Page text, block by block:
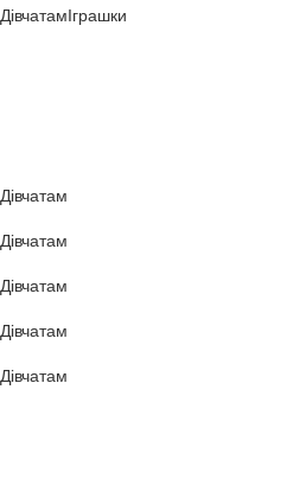
ДівчатамІграшки
Дівчатам
Дівчатам
Дівчатам
Дівчатам
Дівчатам